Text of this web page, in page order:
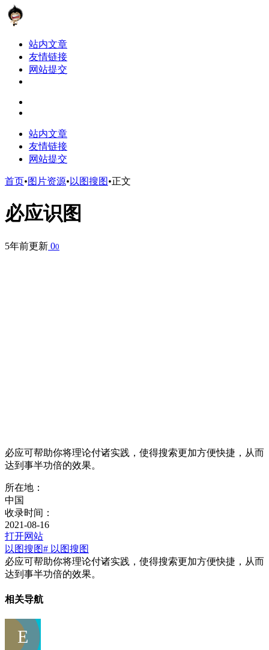
站内文章
友情链接
网站提交
站内文章
友情链接
网站提交
首页•图片资源• 以图搜图•正文
必应识图
5年前更新 00
必应可帮助你将理论付诸实践，使得搜索更加方便快捷，从而
达到事半功倍的效果。
所在地：
中国
收录时间：
2021-08-16
打开网站
以图搜图# 以图搜图
必应可帮助你将理论付诸实践，使得搜索更加方便快捷，从而
达到事半功倍的效果。
相关导航